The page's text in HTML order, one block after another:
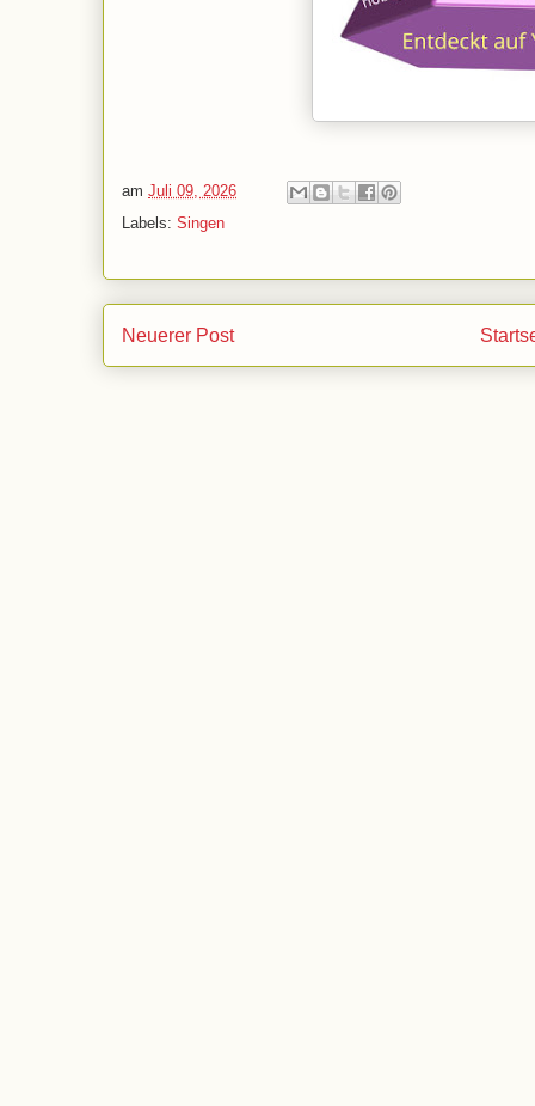
am Juli 09, 2026
Labels: Singen
Neuerer Post